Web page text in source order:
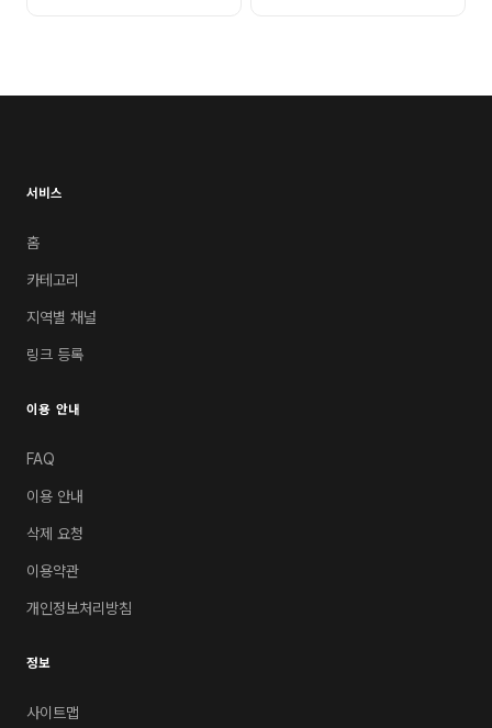
서비스
홈
카테고리
지역별 채널
링크 등록
이용 안내
FAQ
이용 안내
삭제 요청
이용약관
개인정보처리방침
정보
사이트맵